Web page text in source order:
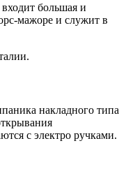
большая и
мажоре и служит в
накладного типа
с электро ручками.